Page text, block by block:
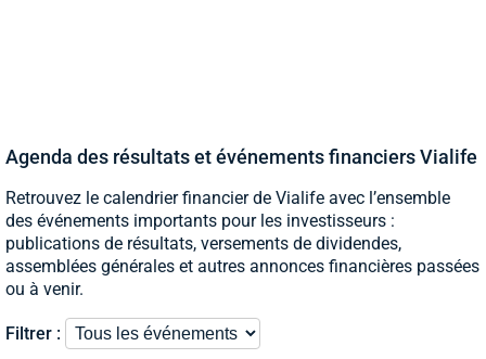
Agenda des résultats et événements financiers Vialife
Retrouvez le calendrier financier de Vialife avec l’ensemble
des événements importants pour les investisseurs :
publications de résultats, versements de dividendes,
assemblées générales et autres annonces financières passées
ou à venir.
Filtrer :